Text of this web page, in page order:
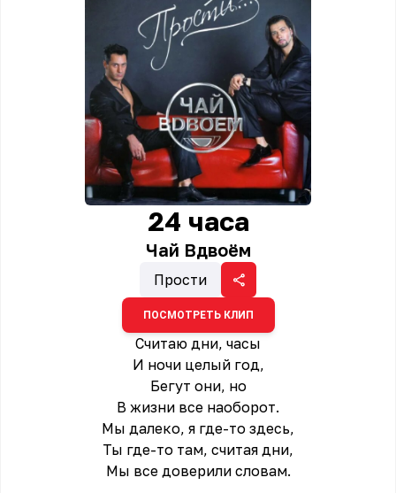
24 часа
Чай Вдвоём
Прости
ПОСМОТРЕТЬ КЛИП
Считаю дни, часы
И ночи целый год,
Бегут они, но
В жизни всe наоборот.
Мы далеко, я где-то здесь,
Ты где-то там, cчитая дни,
Мы всe доверили словам.